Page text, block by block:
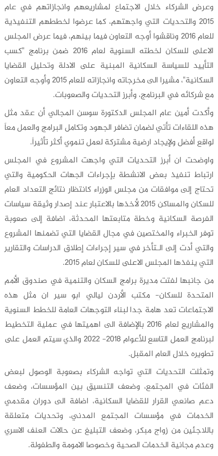
وعرض الشركاء خلال الاجتماع لمشاريعهم وانجازاتهم في عام
2015 والتحديات التي واجهتهم، كما عرضوا لخططهم التنفيذية
للعام 2016 وناقشوا أوجه التعاون فيما بينهم، فيما عرض المجلس
الاعلى للسكان لخطته السنوية لعام 2016 ضمن برنامج "كسب
التأييد للسياسة السكانية المبنية على الادلة وتحليل القضايا
السكانية"، مشيرا الى مخرجاته وانجازاته للعام 2015 وأوجه التعاون
مع شركائه في البرنامج، وأبرز التحديات والصعوبات.
وأكدت أمين عام المجلس الدكتورة سوسن المجالي أن عقد مثل
هذه اللقاءات تأتي لضمان تضافر الجهود وتكامل البرامج والعمل معاً
لواقع أفضل ولإيجاد ارضية مشتركة لعمل تنموي أكثر تأثيراً.
واوضحت ان أبرز التحديات التي واجهت المشروع في المجلس
ارتباط تنفيذ بعض الانشطة بإجراءات الجهات الحكومية والتي
تحتاج إلى موافقات من مجلس الوزراء كانتظار نتائج التعداد العام
للسكان والمساكن 2015 لأخذها بالاعتبار عند إصدار وثيقة سياسات
الفرصة السكانية وخطة متابعتها المحدثة، اضافة إلى صعوبة
توفر الخبراء والمختصين في مجال القضايا التي تضمنها المشروع
والتي أدت إلى الـتأخر في سير إجراءات إطلاق الدراسات والتقارير
التي ينفذها المجلس الاعلى للسكان لعام 2015.
من جانبها لفتت مديرة برامج السكان والتنمية في صندوق الأمم
المتحدة للسكان- مكتب الأردن ليالي ابو سير ان مثل هذه
الاجتماعات تعد هامة جدا لبناء التوجهات العامة للخطط السنوية
والمشاريع لعام 2016 بالإضافة الى اهميتها في عملية التخطيط
لبرنامج العمل التاسع للأعوام 2018- 2022 والذي سيتم العمل على
تطويره خلال العام المقبل.
وتمثلت التحديات التي تواجه الشركاء بصعوبة الوصول لبعض
الفئات في المجتمع، وضعف التنسيق بين المؤسسات، وضعف
دعم صانعي القرار للقضايا السكانية، اضافة الى دوران مقدمي
الخدمات في مؤسسات المجتمع المدني، وتحديات متعلقة
باللاجئين من زواج مبكر، وضعف التبليغ عن حالات العنف الاسري
وعدم مجانية الخدمات الصحية وخصوصا الامومة والطفولة.